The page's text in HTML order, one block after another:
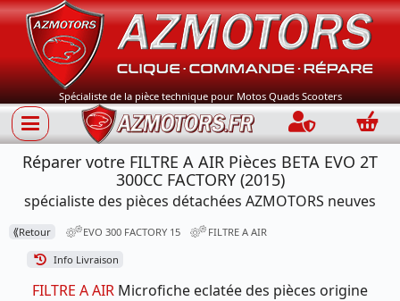
Spécialiste de la pièce technique pour Motos Quads Scooters
Connection
Réparer votre FILTRE A AIR Pièces BETA EVO 2T
300CC FACTORY (2015)
spécialiste des pièces détachées AZMOTORS neuves
⟪Retour EVO 300 FACTORY 15 FILTRE A AIR
Info Livraison
FILTRE A AIR Microfiche eclatée des pièces origine